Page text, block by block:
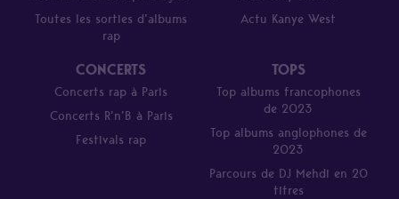
Toutes les sorties d’albums
rap
Actu Kanye West
CONCERTS
Concerts rap à Paris
Concerts R’n’B à Paris
Festivals rap
TOPS
Top albums francophones
de 2023
Top albums anglophones de
2023
Parcours de DJ Mehdi en 20
titres